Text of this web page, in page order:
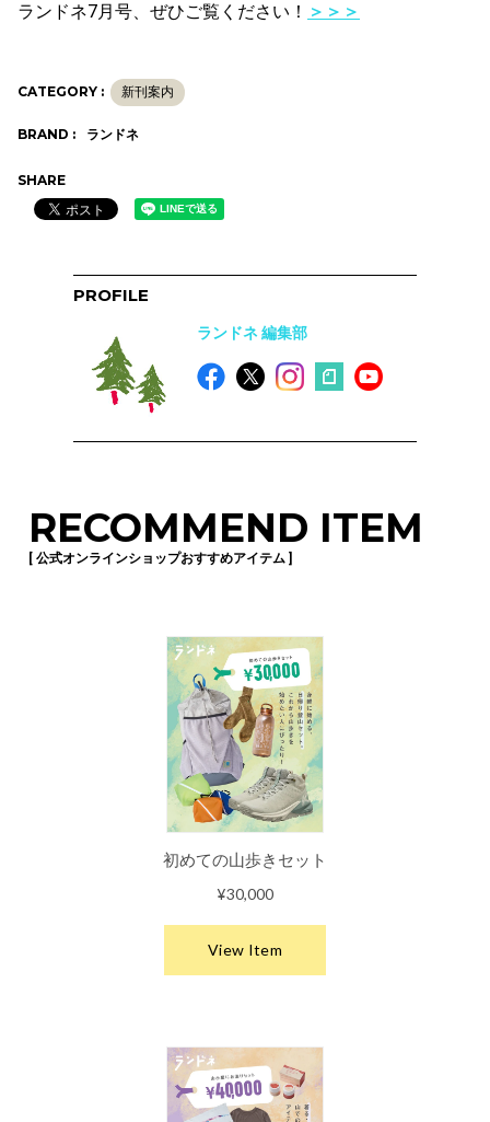
ランドネ7月号、ぜひご覧ください！ ＞＞＞
CATEGORY : 新刊案内
BRAND : ランドネ
SHARE
PROFILE
ランドネ 編集部
RECOMMEND ITEM
[ 公式オンラインショップおすすめアイテム ]